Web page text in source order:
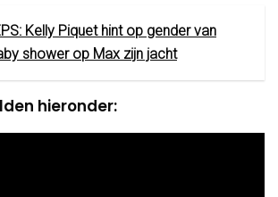
Kelly Piquet hint op gender van
shower op Max zijn jacht
hieronder: